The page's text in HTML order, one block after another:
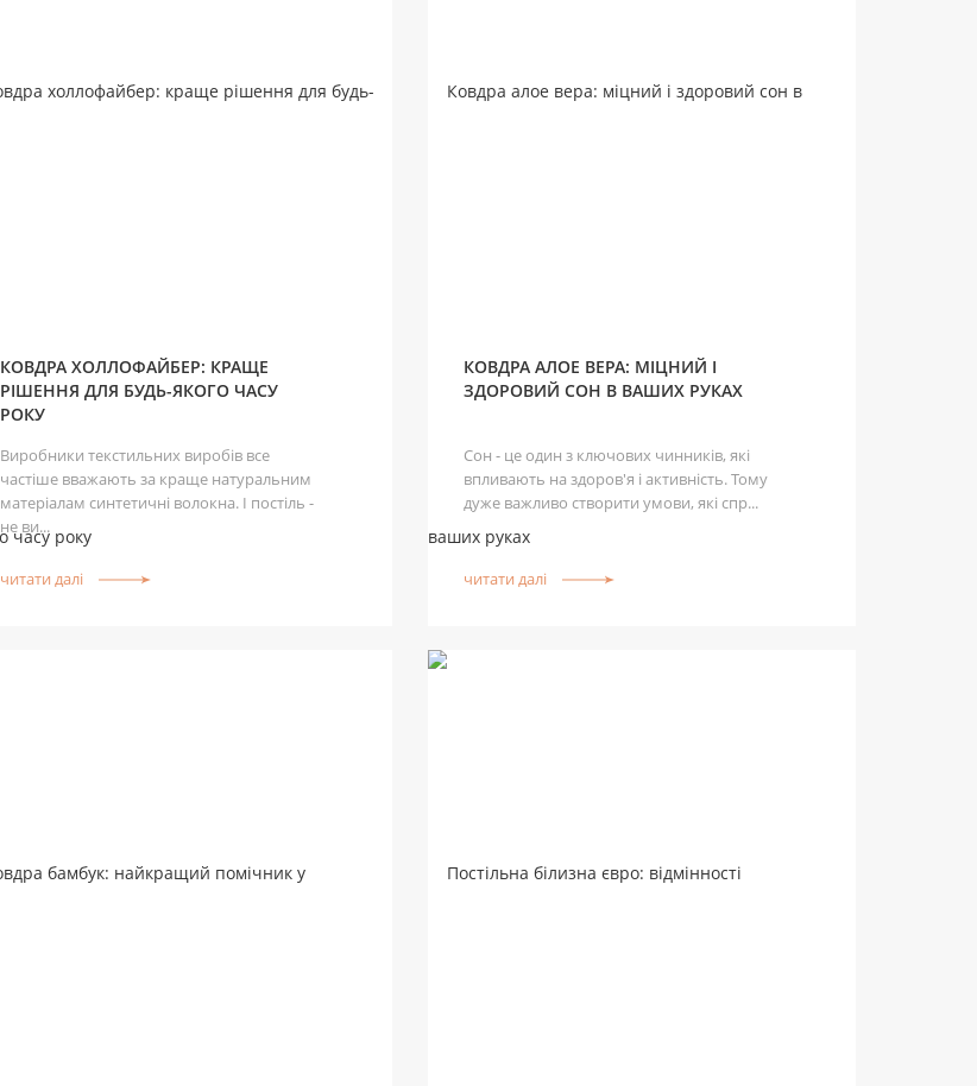
КОВДРА ХОЛЛОФАЙБЕР: КРАЩЕ
РІШЕННЯ ДЛЯ БУДЬ-ЯКОГО ЧАСУ
РОКУ
Виробники текстильних виробів все
частіше вважають за краще натуральним
матеріалам синтетичні волокна. І постіль -
не ви...
читати далі
КОВДРА АЛОЕ ВЕРА: МІЦНИЙ І
ЗДОРОВИЙ СОН В ВАШИХ РУКАХ
Сон - це один з ключових чинників, які
впливають на здоров'я і активність. Тому
дуже важливо створити умови, які спр...
читати далі